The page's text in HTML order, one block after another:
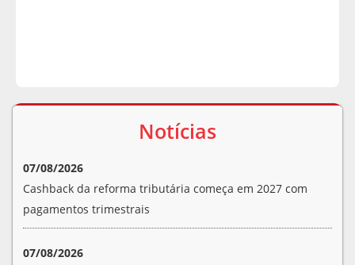
Notícias
07/08/2026
Cashback da reforma tributária começa em 2027 com
pagamentos trimestrais
07/08/2026